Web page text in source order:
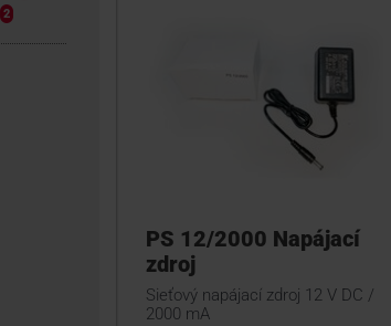
2
PS 12/2000 Napájací
zdroj
Sieťový napájací zdroj 12 V DC /
2000 mA